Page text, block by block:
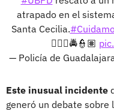
atrapado en el
Santa Cecilia.
👮🏽‍♀🚔👮🏽
— Policía de
Este inusual incidente
generó un debate sobre